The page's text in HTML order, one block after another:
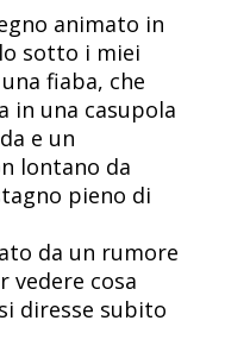
animato in
sotto i miei
fiaba, che
in una casupola
e un
lontano da
pieno di
da un rumore
vedere cosa
diresse subito